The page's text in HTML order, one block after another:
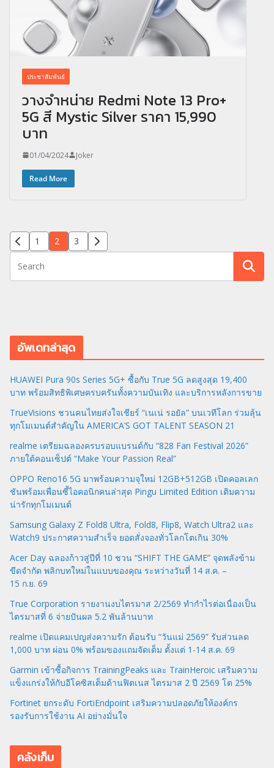
ประชาสัมพันธ์
วางจำหน่าย Redmi Note 13 Pro+
5G สี Mystic Silver ราคา 15,990
บาท
01/04/2024 Joker
Read More
Posts
pagination
1 2 3
อัพเดทล่าสุด
HUAWEI Pura 90s Series 5G+ ซื้อกับ True 5G ลดสูงสุด 19,400
บาท พร้อมสิทธิพิเศษครบครันทั้งความบันเทิง และบริการหลังการขาย
TrueVisions ชวนคนไทยส่งใจเชียร์ “เนเน่ รอยัล” บนเวทีโลก ร่วมลุ้น
ทุกโมเมนต์สำคัญใน AMERICA’S GOT TALENT SEASON 21
realme เตรียมฉลองครบรอบแบรนด์กับ “828 Fan Festival 2026”
ภายใต้คอนเซ็ปต์ “Make Your Passion Real”
OPPO Reno16 5G มาพร้อมความจุใหม่ 12GB+512GB เปิดคอลเลก
ชันพร้อมเพื่อนซี้ไอคอนิกคนล่าสุด Pingu Limited Edition เติมความ
น่ารักทุกโมเมนต์
Samsung Galaxy Z Fold8 Ultra, Fold8, Flip8, Watch Ultra2 และ
Watch9 ประกาศความสำเร็จ ยอดสั่งจองทั่วโลกโตเกิน 30%
Acer Day ฉลองก้าวสู่ปีที่ 10 ชวน “SHIFT THE GAME” จุดพลังข้าม
ขีดจำกัด พลิกบทใหม่ในแบบของคุณ ระหว่างวันที่ 14 ส.ค. –
15 ก.ย. 69
True Corporation รายงานงบไตรมาส 2/2569 ทำกำไรต่อเนื่องเป็น
ไตรมาสที่ 6 จ่ายปันผล 5.2 พันล้านบาท
realme เปิดแคมเปญส่งความรัก ต้อนรับ “วันแม่ 2569” รับส่วนลด
1,000 บาท ผ่อน 0% พร้อมของแถมจัดเต็ม ตั้งแต่ 1-14 ส.ค. 69
Garmin เข้าซื้อกิจการ TrainingPeaks และ TrainHeroic เสริมความ
แข็งแกร่งให้กับอีโคซิสเต็มด้านฟิตเนส ไตรมาส 2 ปี 2569 โต 25%
Fortinet ยกระดับ FortiEndpoint เสริมความปลอดภัยให้องค์กร
รองรับการใช้งาน AI อย่างมั่นใจ
คลังเก็บ